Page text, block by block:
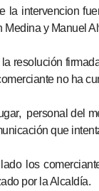
la intervencion
Medina y Manuel
resolución
no ha
personal del
que
los
por la Alcaldía.